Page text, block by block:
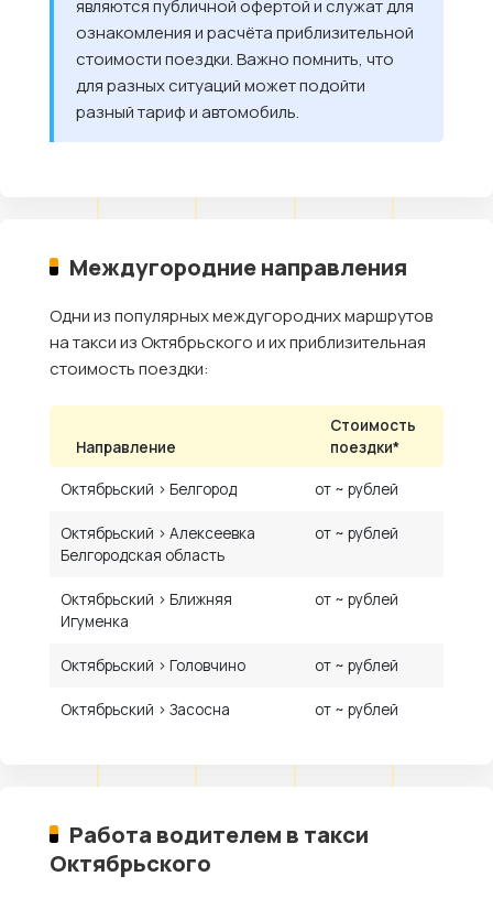
являются публичной офертой и служат для
ознакомления и расчёта приблизительной
стоимости поездки. Важно помнить, что
для разных ситуаций может подойти
разный тариф и автомобиль.
Междугородние направления
Одни из популярных междугородних маршрутов
на такси из Октябрьского и их приблизительная
стоимость поездки:
Направление
Стоимость
поездки*
Октябрьский › Белгород от ~ рублей
Октябрьский › Алексеевка
Белгородская область
от ~ рублей
Октябрьский › Ближняя
Игуменка
от ~ рублей
Октябрьский › Головчино от ~ рублей
Октябрьский › Засосна от ~ рублей
Работа водителем в такси
Октябрьского